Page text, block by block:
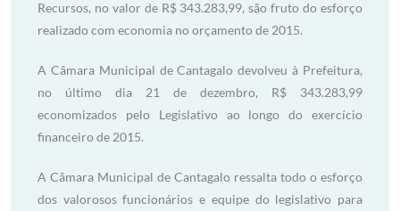
Recursos, no valor de R$ 343.283,99, são fruto do esforço
realizado com economia no orçamento de 2015.
A Câmara Municipal de Cantagalo devolveu à Prefeitura,
no último dia 21 de dezembro, R$ 343.283,99
economizados pelo Legislativo ao longo do exercício
financeiro de 2015.
A Câmara Municipal de Cantagalo ressalta todo o esforço
dos valorosos funcionários e equipe do legislativo para